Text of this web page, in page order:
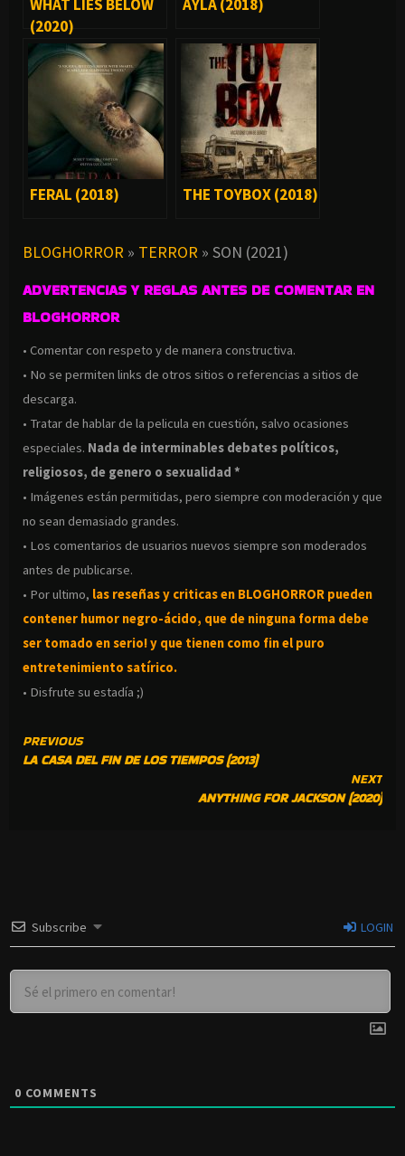
WHAT LIES BELOW
(2020)
AYLA (2018)
FERAL (2018) THE TOYBOX (2018)
BLOGHORROR » TERROR » SON (2021)
ADVERTENCIAS Y REGLAS ANTES DE COMENTAR EN
BLOGHORROR
• Comentar con respeto y de manera constructiva.
• No se permiten links de otros sitios o referencias a sitios de
descarga.
• Tratar de hablar de la pelicula en cuestión, salvo ocasiones
especiales. Nada de interminables debates políticos,
religiosos, de genero o sexualidad *
• Imágenes están permitidas, pero siempre con moderación y que
no sean demasiado grandes.
• Los comentarios de usuarios nuevos siempre son moderados
antes de publicarse.
• Por ultimo, las reseñas y criticas en BLOGHORROR pueden
contener humor negro-ácido, que de ninguna forma debe
ser tomado en serio! y que tienen como fin el puro
entretenimiento satírico.
• Disfrute su estadía ;)
CONTINUE
READING
PREVIOUS
LA CASA DEL FIN DE LOS TIEMPOS (2013)
NEXT
ANYTHING FOR JACKSON (2020)
Subscribe LOGIN
0 COMMENTS